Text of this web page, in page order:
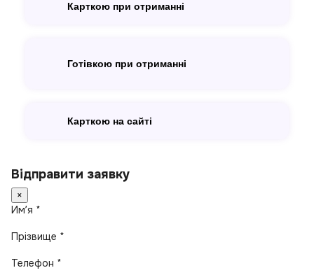
Карткою при отриманні
Готівкою при отриманні
Карткою на сайті
Відправити заявку
×
Имʼя *
Прізвище *
Телефон *